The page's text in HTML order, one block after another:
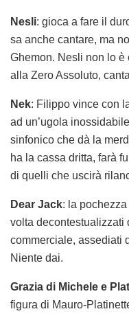
Nesli: gioca a fare il
sa anche cantare, ma
Ghemon. Nesli non lo è
alla Zero Assoluto,
Nek: Filippo vince con
ad un’ugola
sinfonico che dà la
ha la cassa dritta, farà
di quelli che uscirà
Dear Jack: la
volta decontestualizzati
commerciale, assediati
Niente dai.
Grazia di Michele e
figura di Mauro-